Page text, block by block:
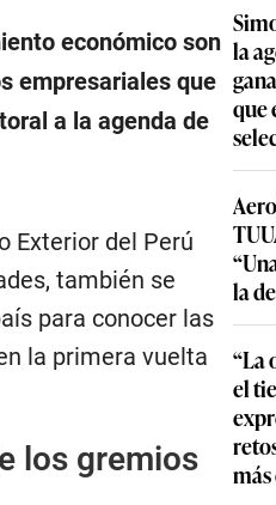
económico son
empresariales que
a la agenda de
Exterior del Perú
también se
para conocer las
la primera vuelta
los gremios
la
que
la
“La
el